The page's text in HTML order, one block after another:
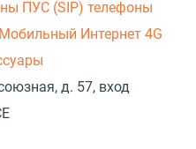
ПУС (SIP) телефоны
Мобильный Интернет 4G
д. 57, вход